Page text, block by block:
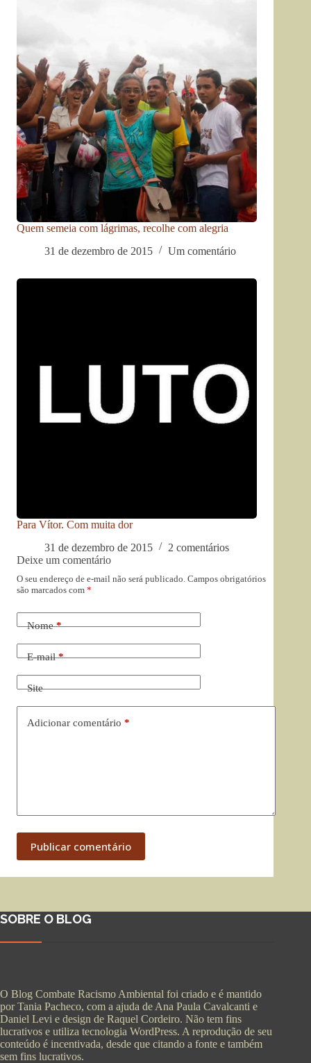
Quem semeia com lágrimas, recolhe com alegria
31 de dezembro de 2015
Um comentário
Para Vítor. Com muita dor
31 de dezembro de 2015
2 comentários
Deixe um comentário
O seu endereço de e-mail não será publicado. Campos obrigatórios
são marcados com *
Nome*
E-mail*
Site
Adicionar comentário *
Publicar comentário
SOBRE O BLOG
O Blog Combate Racismo Ambiental foi criado e é mantido
por Tania Pacheco, com a ajuda de Ana Paula Cavalcanti e
Daniel Levi e design de Raquel Cordeiro. Não tem fins
lucrativos e utiliza tecnologia WordPress. A reprodução de seu
conteúdo é incentivada, desde que citando a fonte e também
sem fins lucrativos.